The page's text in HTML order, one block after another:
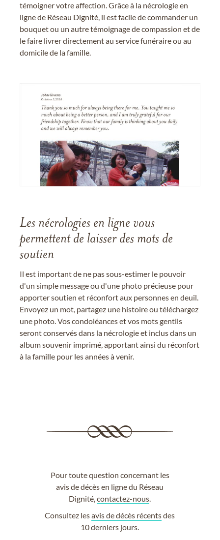
témoigner votre affection. Grâce à la nécrologie en
ligne de Réseau Dignité, il est facile de commander un
bouquet ou un autre témoignage de compassion et de
le faire livrer directement au service funéraire ou au
domicile de la famille.
Les nécrologies en ligne vous
permettent de laisser des mots de
soutien
Il est important de ne pas sous-estimer le pouvoir
d'un simple message ou d'une photo précieuse pour
apporter soutien et réconfort aux personnes en deuil.
Envoyez un mot, partagez une histoire ou téléchargez
une photo. Vos condoléances et vos mots gentils
seront conservés dans la nécrologie et inclus dans un
album souvenir imprimé, apportant ainsi du réconfort
à la famille pour les années à venir.
Pour toute question concernant les
avis de décès en ligne du Réseau
Dignité,contactez-nous
Consultez lesavis de décès récentsdes
10 derniers jours.